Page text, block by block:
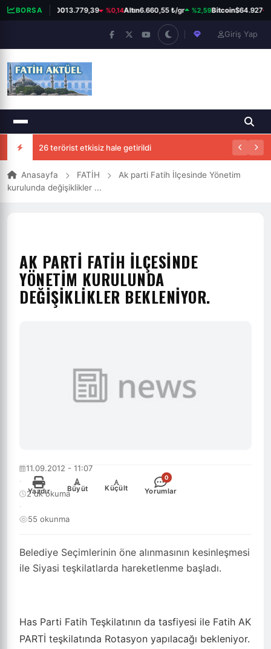
BORSABIST 10013.779,39 %0,14Altın6.660,55 ₺/gr %2,59Bitcoin$64.927
Giriş Yap
26 terörist etkisiz hale getirildi
Anasayfa FATİH
Ak parti Fatih İlçesinde Yönetim
kurulunda değişiklikler ...
AK PARTI FATIH İLÇESINDE
YÖNETIM KURULUNDA
DEĞIŞIKLIKLER BEKLENIYOR.
Belediye Seçimlerinin öne alınmasının kesinleşmesi
ile Siyasi teşkilatlarda hareketlenme başladı.
11.09.2012 - 11:07
·
2 dk okuma
·
55 okunma
Yazdır
+
Büyüt
-
Küçült
0
Yorumlar
Has Parti Fatih Teşkilatının da tasfiyesi ile Fatih AK
PARTİ teşkilatında Rotasyon yapılacağı bekleniyor.